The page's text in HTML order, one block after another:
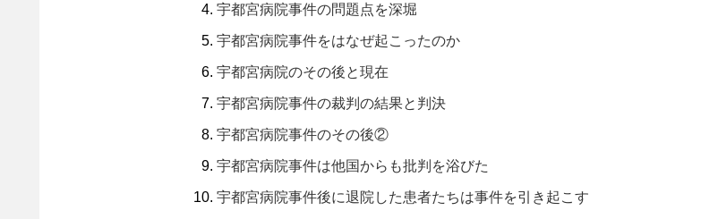
宇都宮病院事件の問題点を深堀
宇都宮病院事件をはなぜ起こったのか
宇都宮病院のその後と現在
宇都宮病院事件の裁判の結果と判決
宇都宮病院事件のその後②
宇都宮病院事件は他国からも批判を浴びた
宇都宮病院事件後に退院した患者たちは事件を引き起こす